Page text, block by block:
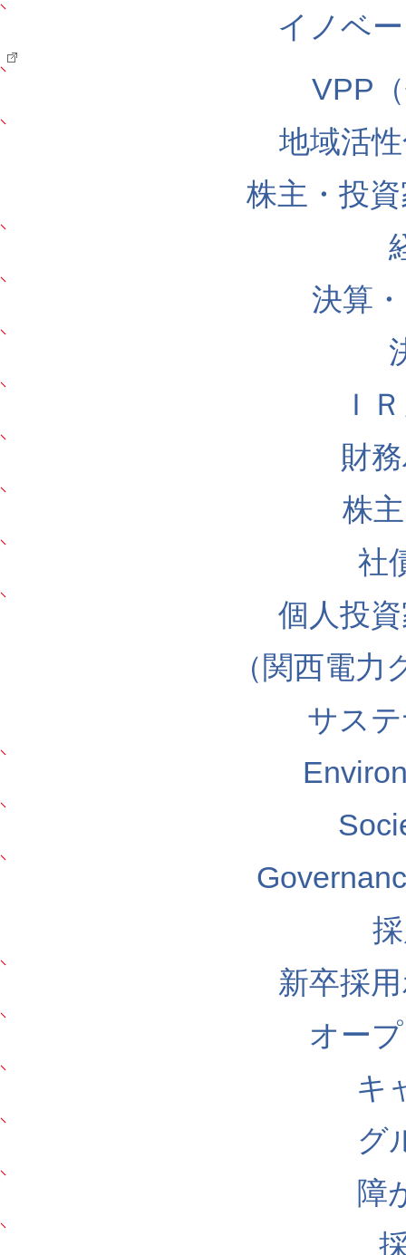
イノベ
VPP
地域活
株主・投
決算
Ｉ
財
株
社
個人投
（関西電
サス
新卒採
オー
キ
グ
障